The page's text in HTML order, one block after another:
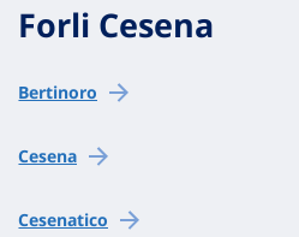
Forli Cesena
Bertinoro
Cesena
Cesenatico